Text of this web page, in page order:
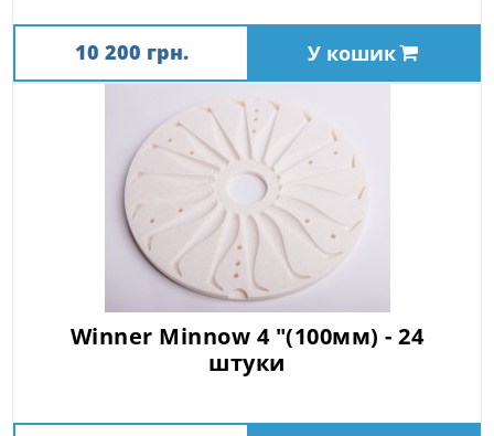
10 200 грн. У кошик
Winner Minnow 4 "(100мм) - 24
штуки